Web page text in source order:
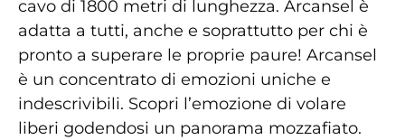
cavo di 1800 metri di lunghezza. Arcansel è
adatta a tutti, anche e soprattutto per chi è
pronto a superare le proprie paure! Arcansel
è un concentrato di emozioni uniche e
indescrivibili. Scopri l’emozione di volare
liberi godendosi un panorama mozzafiato.